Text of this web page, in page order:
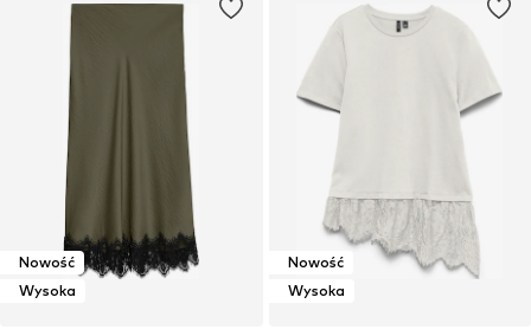
Nowość
Wysoka
Nowość
Wysoka